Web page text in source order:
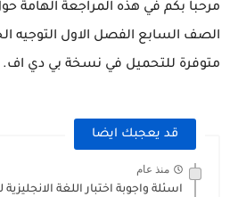
مرحبا بكم في هذه المراجعة الهامة
متوفرة للتحميل في نسخة بي دي اف.
قد يعجبك ايضا
منذ عام
اسئلة واجوبة اختبار اللغة